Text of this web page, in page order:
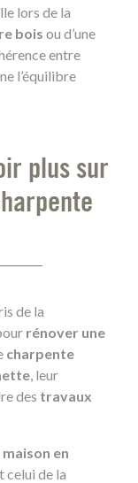
lors de la
bois ou d’une
entre
l’équilibre
plus sur
de la
rénover une
charpente
, leur
des travaux
en
celui de la